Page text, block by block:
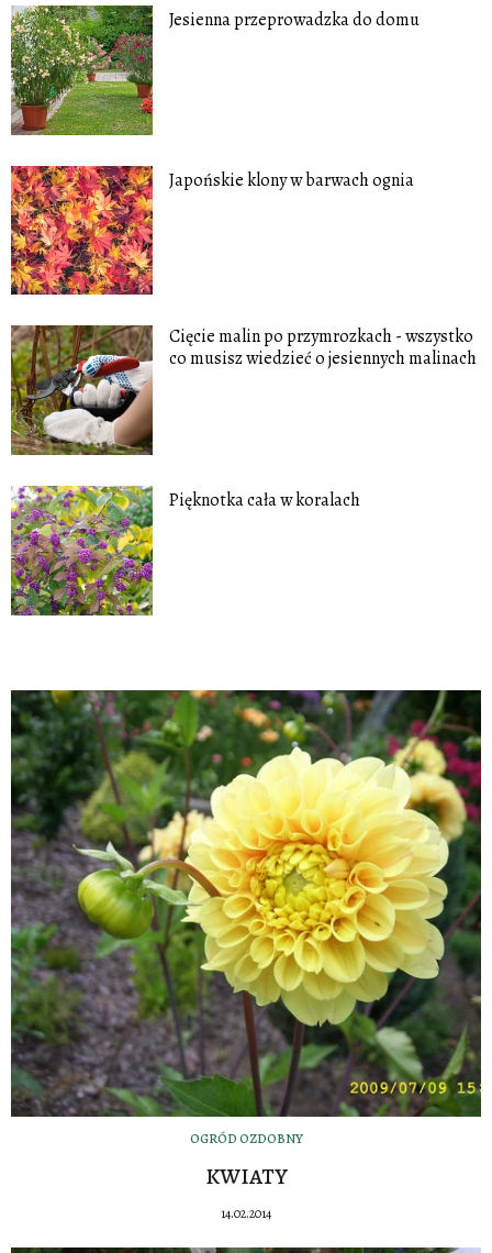
Jesienna przeprowadzka do domu
Japońskie klony w barwach ognia
Cięcie malin po przymrozkach - wszystko
co musisz wiedzieć o jesiennych malinach
Pięknotka cała w koralach
OGRÓD OZDOBNY
KWIATY
14.02.2014